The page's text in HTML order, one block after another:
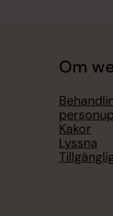
Om
Kakor
Lyssna